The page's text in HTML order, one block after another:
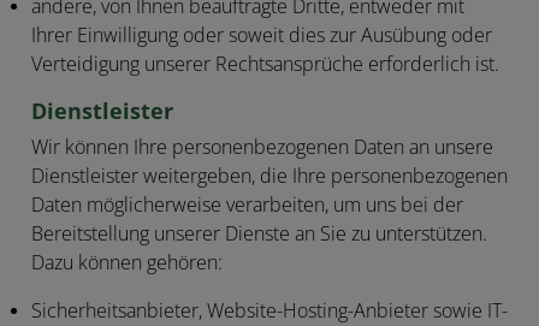
andere, von Ihnen beauftragte Dritte, entweder mit
Ihrer Einwilligung oder soweit dies zur Ausübung oder
Verteidigung unserer Rechtsansprüche erforderlich ist.
Dienstleister
Wir können Ihre personenbezogenen Daten an unsere
Dienstleister weitergeben, die Ihre personenbezogenen
Daten möglicherweise verarbeiten, um uns bei der
Bereitstellung unserer Dienste an Sie zu unterstützen.
Dazu können gehören:
Sicherheitsanbieter, Website-Hosting-Anbieter sowie IT-